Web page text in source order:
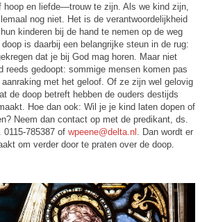
hoop en liefde—trouw te zijn. Als we kind zijn,
nog niet. Het is de verantwoordelijkheid
kinderen bij de hand te nemen op de weg
is daarbij een belangrijke steun in de rug:
dat je bij God mag horen. Maar niet
reeds gedoopt: sommige mensen komen pas
met het geloof. Of ze zijn wel gelovig
de doop betreft hebben de ouders destijds
Hoe dan ook: Wil je je kind laten dopen of
Neem dan contact op met de predikant, ds.
785387 of wpeene@delta.nl . Dan wordt er
om verder door te praten over de doop.